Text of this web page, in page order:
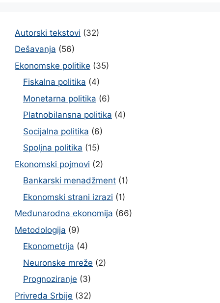
Autorski tekstovi (32)
Dešavanja (56)
Ekonomske politike (35)
Fiskalna politika (4)
Monetarna politika (6)
Platnobilansna politika (4)
Socijalna politika (6)
Spoljna politika (15)
Ekonomski pojmovi (2)
Bankarski menadžment (1)
Ekonomski strani izrazi (1)
Međunarodna ekonomija (66)
Metodologija (9)
Ekonometrija (4)
Neuronske mreže (2)
Prognoziranje (3)
Privreda Srbije (32)